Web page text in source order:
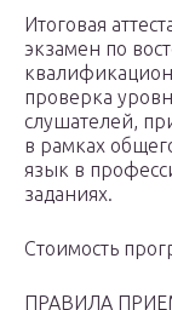
Итоговая
экзамен по
проверка
слушателей,
в рамках
язык в
заданиях.
Стоимость
ПРАВИЛА